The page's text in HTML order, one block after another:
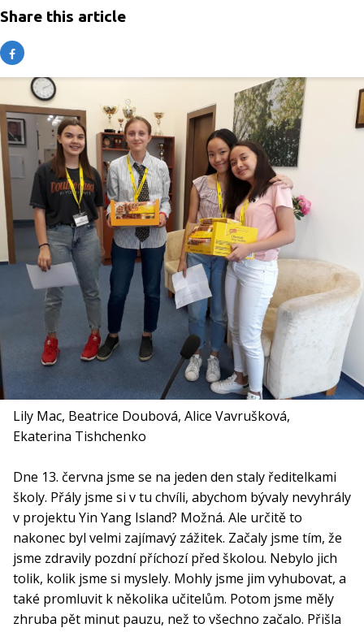
Share this article
Lily Mac, Beatrice Doubová, Alice Vavrušková,
Ekaterina Tishchenko
Dne 13. června jsme se na jeden den staly ředitelkami
školy. Přály jsme si v tu chvíli, abychom bývaly nevyhrály
v projektu Yin Yang Island? Možná. Ale určitě to
nakonec byl velmi zajímavý zážitek. Začaly jsme tím, že
jsme zdravily pozdní příchozí před školou. Nebylo jich
tolik, kolik jsme si myslely. Mohly jsme jim vyhubovat, a
také promluvit k několika učitelům. Potom jsme měly
zhruba pět minut pauzu, než to všechno začalo. Přišla